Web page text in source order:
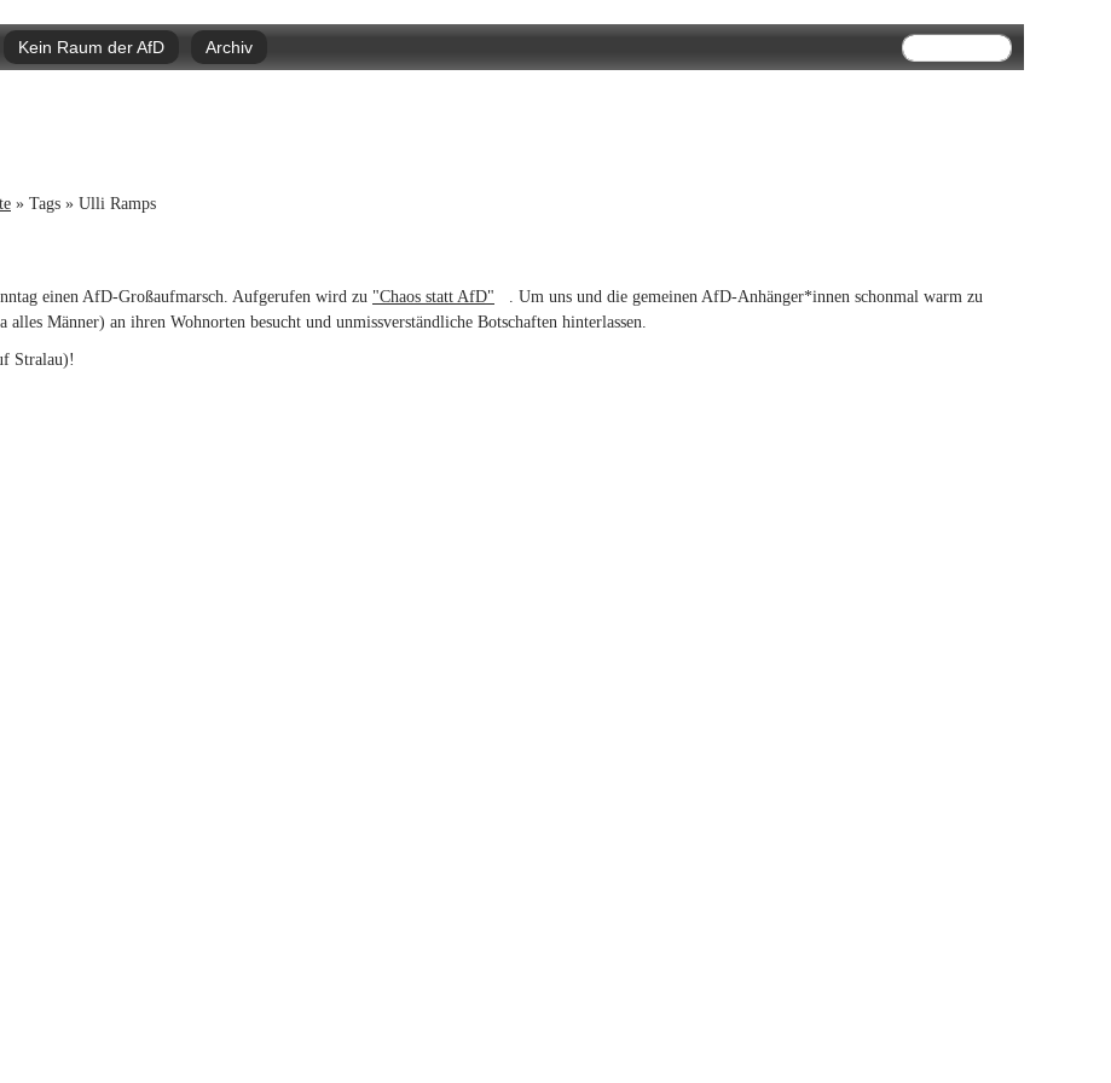
zum
Inhalt
Kein Raum der AfD Archiv Suchformular
Suche
hier
» Tags » Ulli Ramps
einen AfD-Großaufmarsch. Aufgerufen wird zu "Chaos statt AfD" (link is external)
. Um uns und die gemeinen AfD-Anhänger*innen schonmal warm zu
Männer) an ihren Wohnorten besucht und unmissverständliche Botschaften hinterlassen.
Stralau)!